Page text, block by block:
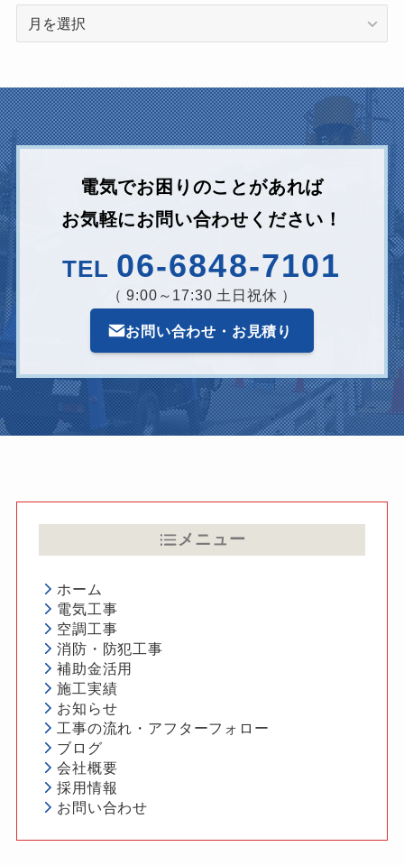
電気でお困りのことがあれば
お気軽にお問い合わせください！
TEL 06-6848-7101
（ 9:00～17:30 土日祝休 ）
お問い合わせ・お見積り
メニュー
ホーム
電気工事
空調工事
消防・防犯工事
補助金活用
施工実績
お知らせ
工事の流れ・アフターフォロー
ブログ
会社概要
採用情報
お問い合わせ